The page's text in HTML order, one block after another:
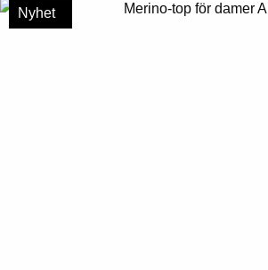
Ny färg
Ny färg
Nyhet
Nyhet